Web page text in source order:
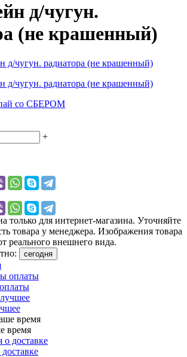
д/чугун.
(не крашенный)
+
только для интернет-магазина. Уточняйте
товара у менеджера. Изображения товара
реального внешнего вида.
сегодня
время